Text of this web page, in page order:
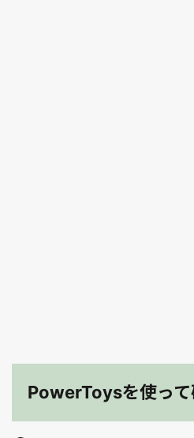
PowerToysを使って